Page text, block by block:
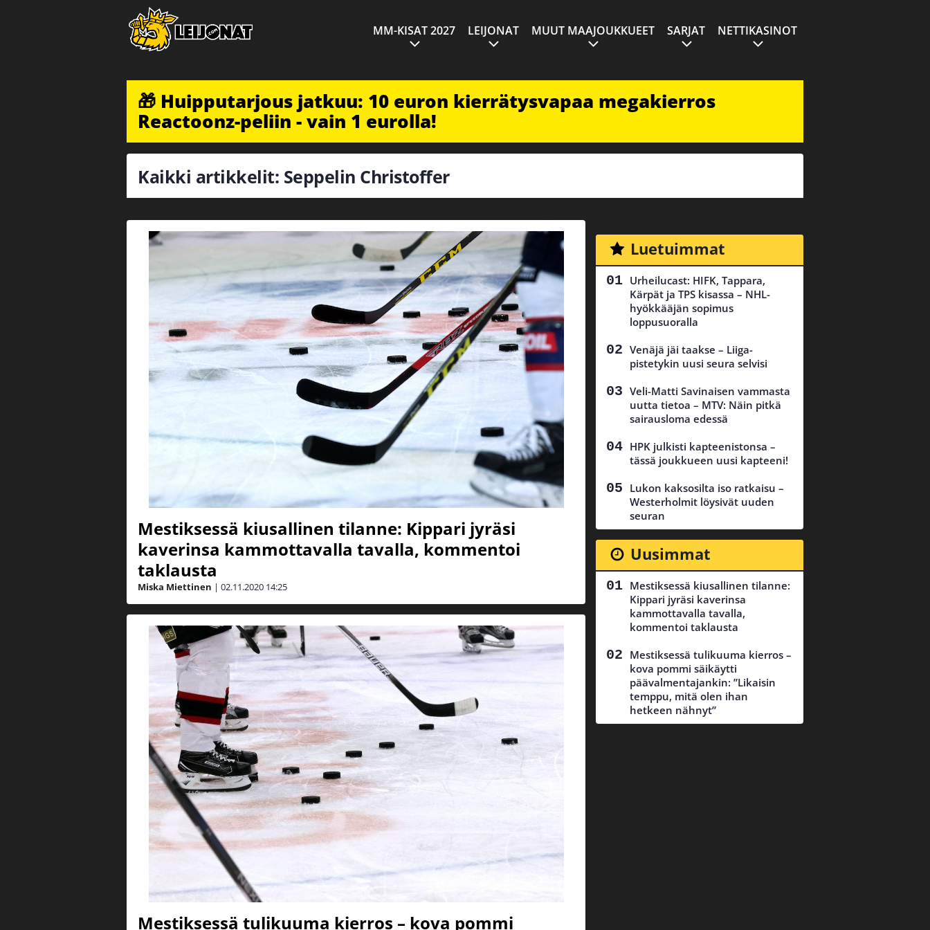
MM-KISAT 2027 LEIJONAT MUUT MAAJOUKKUEET SARJAT NETTIKASINOT
🎁 Huipputarjous jatkuu: 10 euron kierrätysvapaa megakierros
Reactoonz-peliin - vain 1 eurolla!
Kaikki artikkelit: Seppelin Christoffer
Mestiksessä kiusallinen tilanne: Kippari jyräsi
kaverinsa kammottavalla tavalla, kommentoi
taklausta
Miska Miettinen | 02.11.2020 14:25
Mestiksessä tulikuuma kierros – kova pommi
Luetuimmat
Urheilucast: HIFK, Tappara,
Kärpät ja TPS kisassa – NHL-
hyökkääjän sopimus
loppusuoralla
Venäjä jäi taakse – Liiga-
pistetykin uusi seura selvisi
Veli-Matti Savinaisen vammasta
uutta tietoa – MTV: Näin pitkä
sairausloma edessä
HPK julkisti kapteenistonsa –
tässä joukkueen uusi kapteeni!
Lukon kaksosilta iso ratkaisu –
Westerholmit löysivät uuden
seuran
Uusimmat
Mestiksessä kiusallinen tilanne:
Kippari jyräsi kaverinsa
kammottavalla tavalla,
kommentoi taklausta
Mestiksessä tulikuuma kierros –
kova pommi säikäytti
päävalmentajankin: ”Likaisin
temppu, mitä olen ihan
hetkeen nähnyt”